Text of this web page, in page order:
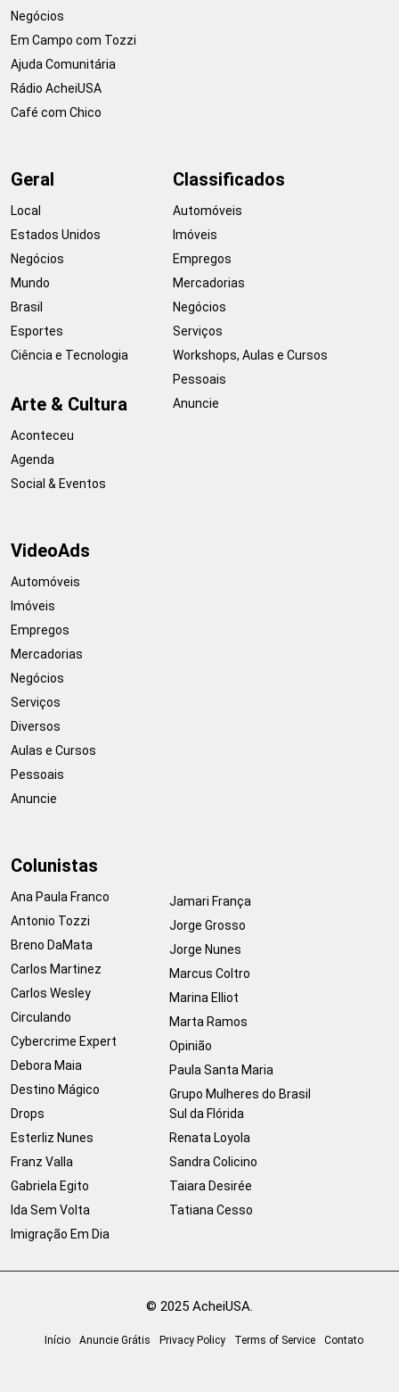
Negócios
Em Campo com Tozzi
Ajuda Comunitária
Rádio AcheiUSA
Café com Chico
Geral
Local
Estados Unidos
Negócios
Mundo
Brasil
Esportes
Ciência e Tecnologia
Arte & Cultura
Aconteceu
Agenda
Social & Eventos
Classificados
Automóveis
Imóveis
Empregos
Mercadorias
Negócios
Serviços
Workshops, Aulas e Cursos
Pessoais
Anuncie
VideoAds
Automóveis
Imóveis
Empregos
Mercadorias
Negócios
Serviços
Diversos
Aulas e Cursos
Pessoais
Anuncie
Colunistas
Ana Paula Franco
Antonio Tozzi
Breno DaMata
Carlos Martinez
Carlos Wesley
Circulando
Cybercrime Expert
Debora Maia
Destino Mágico
Drops
Esterliz Nunes
Franz Valla
Gabriela Egito
Ida Sem Volta
Imigração Em Dia
Jamari França
Jorge Grosso
Jorge Nunes
Marcus Coltro
Marina Elliot
Marta Ramos
Opinião
Paula Santa Maria
Grupo Mulheres do Brasil
Sul da Flórida
Renata Loyola
Sandra Colicino
Taiara Desirée
Tatiana Cesso
© 2025 AcheiUSA.
Início Anuncie Grátis Privacy Policy Terms of Service Contato